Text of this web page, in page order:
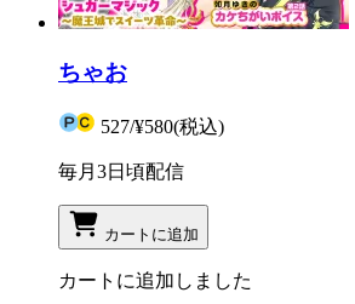
ちゃお
527/¥580(税込)
毎月3日頃配信
カートに追加
カートに追加しました